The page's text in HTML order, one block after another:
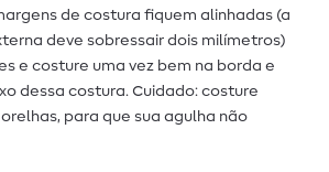
de costura fiquem alinhadas (a
deve sobressair dois milímetros)
e costure uma vez bem na borda e
dessa costura. Cuidado: costure
para que sua agulha não